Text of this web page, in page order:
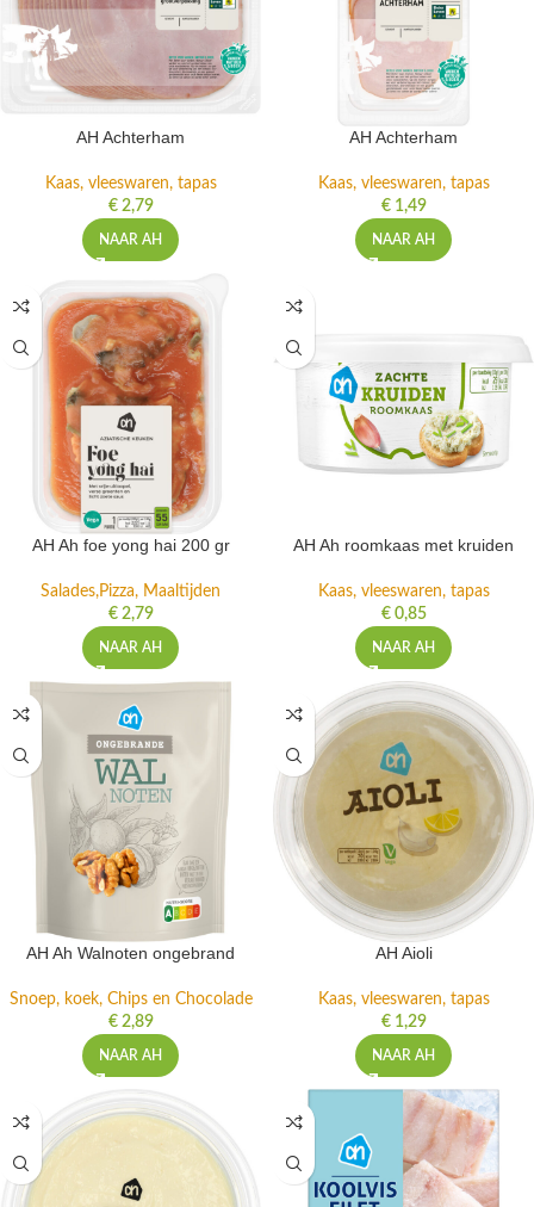
AH Achterham
Kaas, vleeswaren, tapas
€2,79
NAAR AH
AH Achterham
Kaas, vleeswaren, tapas
€1,49
NAAR AH
AH Ah foe yong hai 200 gr
Salades,Pizza, Maaltijden
€2,79
NAAR AH
AH Ah roomkaas met kruiden
Kaas, vleeswaren, tapas
€0,85
NAAR AH
AH Ah Walnoten ongebrand
Snoep, koek, Chips en Chocolade
€2,89
NAAR AH
AH Aioli
Kaas, vleeswaren, tapas
€1,29
NAAR AH